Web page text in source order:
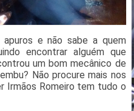
e não sabe a quem
encontrar alguém que
um bom mecânico de
Não procure mais nos
Irmãos Romeiro tem tudo o